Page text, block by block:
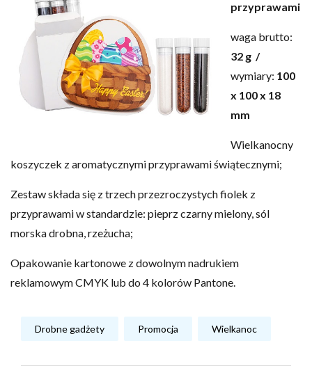
przyprawami
waga brutto:
32 g /
wymiary: 100
x 100 x 18
mm
Wielkanocny
koszyczek z aromatycznymi przyprawami świątecznymi;
Zestaw składa się z trzech przezroczystych fiolek z
przyprawami w standardzie: pieprz czarny mielony, sól
morska drobna, rzeżucha;
Opakowanie kartonowe z dowolnym nadrukiem
reklamowym CMYK lub do 4 kolorów Pantone.
Drobne gadżety Promocja Wielkanoc